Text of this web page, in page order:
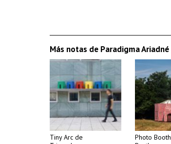
Más notas de Paradigma Ariadné
Tiny Arc de
Photo Booth